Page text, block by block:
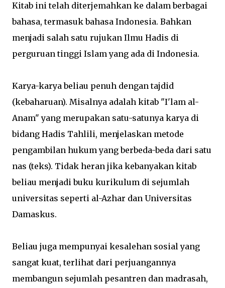
Kitab ini telah diterjemahkan ke dalam berbagai
bahasa, termasuk bahasa Indonesia. Bahkan
menjadi salah satu rujukan Ilmu Hadis di
perguruan tinggi Islam yang ada di Indonesia.
Karya-karya beliau penuh dengan tajdid
(kebaharuan). Misalnya adalah kitab "I'lam al-
Anam" yang merupakan satu-satunya karya di
bidang Hadis Tahlili, menjelaskan metode
pengambilan hukum yang berbeda-beda dari satu
nas (teks). Tidak heran jika kebanyakan kitab
beliau menjadi buku kurikulum di sejumlah
universitas seperti al-Azhar dan Universitas
Damaskus.
Beliau juga mempunyai kesalehan sosial yang
sangat kuat, terlihat dari perjuangannya
membangun sejumlah pesantren dan madrasah,